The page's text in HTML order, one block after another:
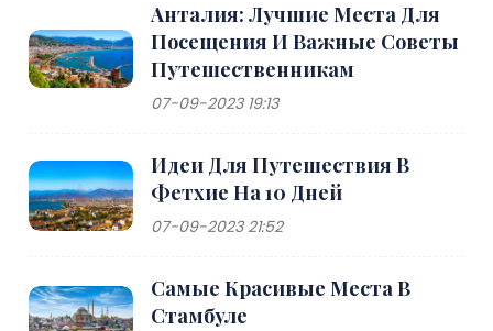
Анталия: Лучшие Места Для
Посещения И Важные Советы
Путешественникам
07-09-2023 19:13
Идеи Для Путешествия В
Фетхие На 10 Дней
07-09-2023 21:52
Самые Красивые Места В
Стамбуле